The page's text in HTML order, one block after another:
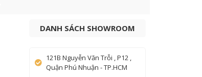
DANH SÁCH SHOWROOM
121B Nguyễn Văn Trỗi , P12 ,
Quận Phú Nhuận - TP.HCM